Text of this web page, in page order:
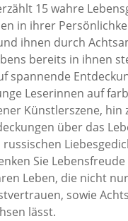
15 wahre
in ihrer
ihnen durch
bereits in ihnen
spannende
Leserinnen auf
Künstlerszene,
über das
Sie
Leben, die nicht
sowie
lässt.